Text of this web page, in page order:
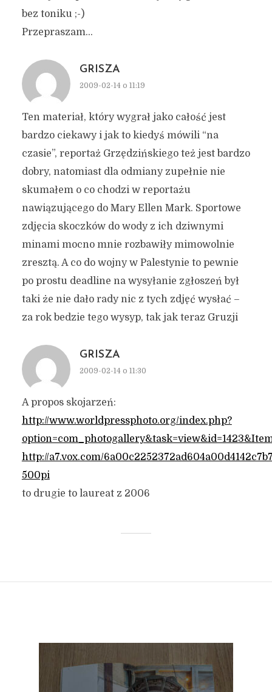
bez toniku ;-)
Przepraszam…
GRISZA
2009-02-14 o 11:19
Ten materiał, który wygrał jako całość jest
bardzo ciekawy i jak to kiedyś mówili “na
czasie”, reportaż Grzędzińskiego też jest bardzo
dobry, natomiast dla odmiany zupełnie nie
skumałem o co chodzi w reportażu
nawiązującego do Mary Ellen Mark. Sportowe
zdjęcia skoczków do wody z ich dziwnymi
minami mocno mnie rozbawiły mimowolnie
zresztą. A co do wojny w Palestynie to pewnie
po prostu deadline na wysyłanie zgłoszeń był
taki że nie dało rady nic z tych zdjęć wysłać –
za rok bedzie tego wysyp, tak jak teraz Gruzji
GRISZA
2009-02-14 o 11:30
A propos skojarzeń:
http://www.worldpressphoto.org/index.php?
http://a7.vox.com/
500pi
to drugie to laureat z 2006